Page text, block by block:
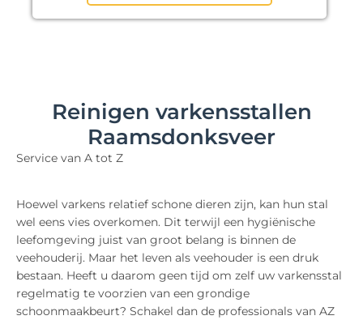
Reinigen varkensstallen
Raamsdonksveer
Service van A tot Z
Hoewel varkens relatief schone dieren zijn, kan hun stal
wel eens vies overkomen. Dit terwijl een hygiënische
leefomgeving juist van groot belang is binnen de
veehouderij. Maar het leven als veehouder is een druk
bestaan. Heeft u daarom geen tijd om zelf uw varkensstal
regelmatig te voorzien van een grondige
schoonmaakbeurt? Schakel dan de professionals van AZ